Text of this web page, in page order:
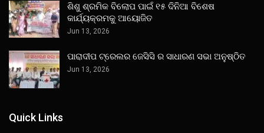
ଶିଶୁ ଶ୍ରମିକ ବିଲୋପ ପାଇଁ ୧୫ ଦିନିଆ ବିଶେଷ
କାର୍ଯ୍ୟକ୍ରମକୁ ଆୟୋଜିତ
Jun 13, 2026
ପାରାଦୀପ ଟ୍ରେଲର ଜେସିସି ର ସାଧାରଣ ସଭା ଅନୁଷ୍ଠିତ
Jun 13, 2026
Quick Links